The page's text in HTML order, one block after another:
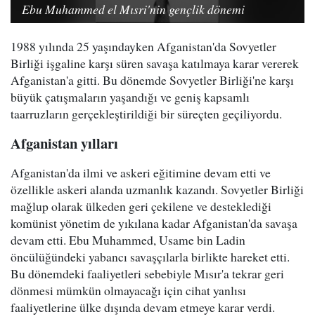
Ebu Muhammed el Mısri'nin gençlik dönemi
1988 yılında 25 yaşındayken Afganistan'da Sovyetler
Birliği işgaline karşı süren savaşa katılmaya karar vererek
Afganistan'a gitti. Bu dönemde Sovyetler Birliği'ne karşı
büyük çatışmaların yaşandığı ve geniş kapsamlı
taarruzların gerçekleştirildiği bir süreçten geçiliyordu.
Afganistan yılları
Afganistan'da ilmi ve askeri eğitimine devam etti ve
özellikle askeri alanda uzmanlık kazandı. Sovyetler Birliği
mağlup olarak ülkeden geri çekilene ve desteklediği
komünist yönetim de yıkılana kadar Afganistan'da savaşa
devam etti. Ebu Muhammed, Usame bin Ladin
öncülüğündeki yabancı savaşçılarla birlikte hareket etti.
Bu dönemdeki faaliyetleri sebebiyle Mısır'a tekrar geri
dönmesi mümkün olmayacağı için cihat yanlısı
faaliyetlerine ülke dışında devam etmeye karar verdi.